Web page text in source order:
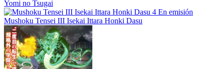
Yomi no Tsugai
4 En emisión
Mushoku Tensei III Isekai Ittara Honki Dasu